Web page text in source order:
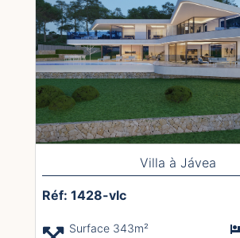
Villa à Jávea
Réf: 1428-vlc
Surface 343m²